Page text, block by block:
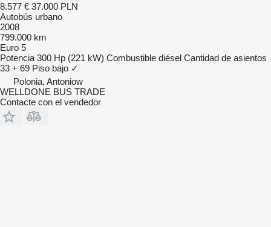
8.577 € 37.000 PLN
Autobús urbano
2008
799.000 km
Euro 5
Potencia 300 Hp (221 kW) Combustible diésel Cantidad de asientos
33 + 69 Piso bajo ✓
Polonia, Antoniow
WELLDONE BUS TRADE
Contacte con el vendedor